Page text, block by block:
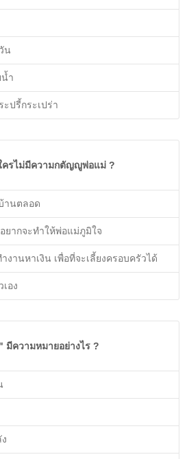
น
น้ำ
ปรี้กระเปร่า
ครไม่มีความกตัญญูพ่อแม่ ?
านตลอด
ยากจะทำให้พ่อแม่ภูมิใจ
านหาเงิน เพื่อที่จะเลี้ยงครอบครัวได้
อง
มีความหมายอย่างไร ?